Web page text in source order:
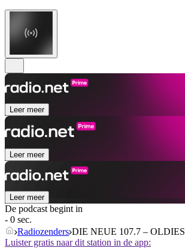
Leer meer
Leer meer
Leer meer
De podcast begint in
- 0 sec.
Radiozenders DIE NEUE 107.7 – OLDIES
Luister gratis naar dit station in de app: